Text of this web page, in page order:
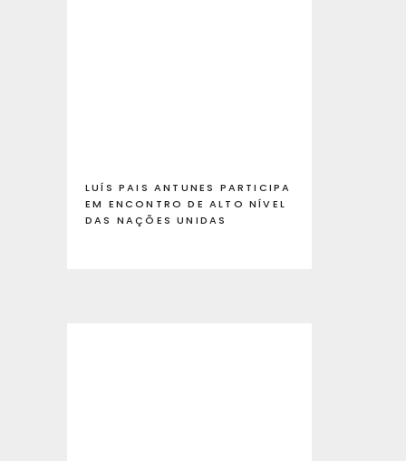
LUÍS PAIS ANTUNES PARTICIPA
EM ENCONTRO DE ALTO NÍVEL
DAS NAÇÕES UNIDAS